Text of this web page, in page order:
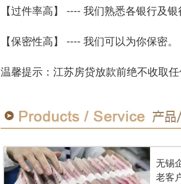
【过件率高】 ---- 我们熟悉各银行及银
【保密性高】 ---- 我们可以为你保密。
温馨提示：江苏房贷放款前绝不收取
无锡
老客